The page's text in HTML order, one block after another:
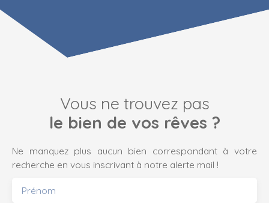
Vous ne trouvez pas
le bien de vos rêves ?
Ne manquez plus aucun bien correspondant à votre
recherche en vous inscrivant à notre alerte mail !
Prénom